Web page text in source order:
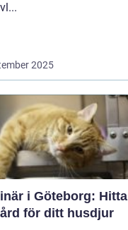
2025
i Göteborg: Hitta
för ditt husdjur